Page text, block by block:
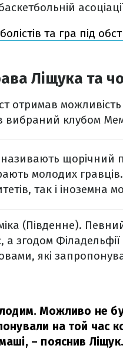
та гра під
Ліщука та
отримав
вибраний клубом
щорічний
молодих
так і іноземна
(Південне).
а згодом
які
Можливо не
на той час
– пояснив Ліщук.